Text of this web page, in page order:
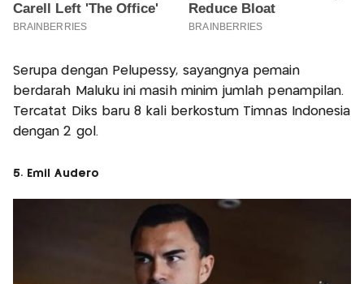
Serupa dengan Pelupessy, sayangnya pemain
berdarah Maluku ini masih minim jumlah penampilan.
Tercatat Diks baru 8 kali berkostum Timnas Indonesia
dengan 2 gol.
5. Emil Audero